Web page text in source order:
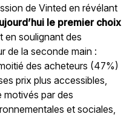
de Vinted en révélant
le premier choix
en soulignant des
de la seconde main :
des acheteurs (47%)
prix plus accessibles,
par des
et sociales,